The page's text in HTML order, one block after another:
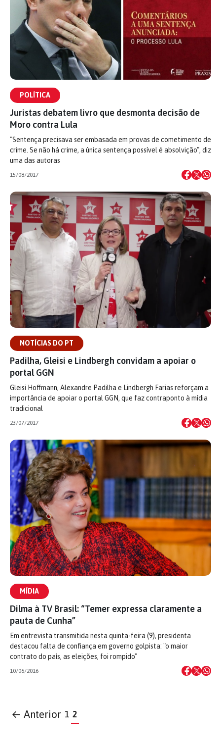
POLÍTICA
Juristas debatem livro que desmonta decisão de
Moro contra Lula
"Sentença precisava ser embasada em provas de cometimento de
crime. Se não há crime, a única sentença possível é absolvição", diz
uma das autoras
15/08/2017
NOTÍCIAS DO PT
Padilha, Gleisi e Lindbergh convidam a apoiar o
portal GGN
Gleisi Hoffmann, Alexandre Padilha e Lindbergh Farias reforçam a
importância de apoiar o portal GGN, que faz contraponto à mídia
tradicional
23/07/2017
MÍDIA
Dilma à TV Brasil: “Temer expressa claramente a
pauta de Cunha”
Em entrevista transmitida nesta quinta-feira (9), presidenta
destacou falta de confiança em governo golpista: "o maior
contrato do país, as eleições, foi rompido"
10/06/2016
← Anterior 1 2